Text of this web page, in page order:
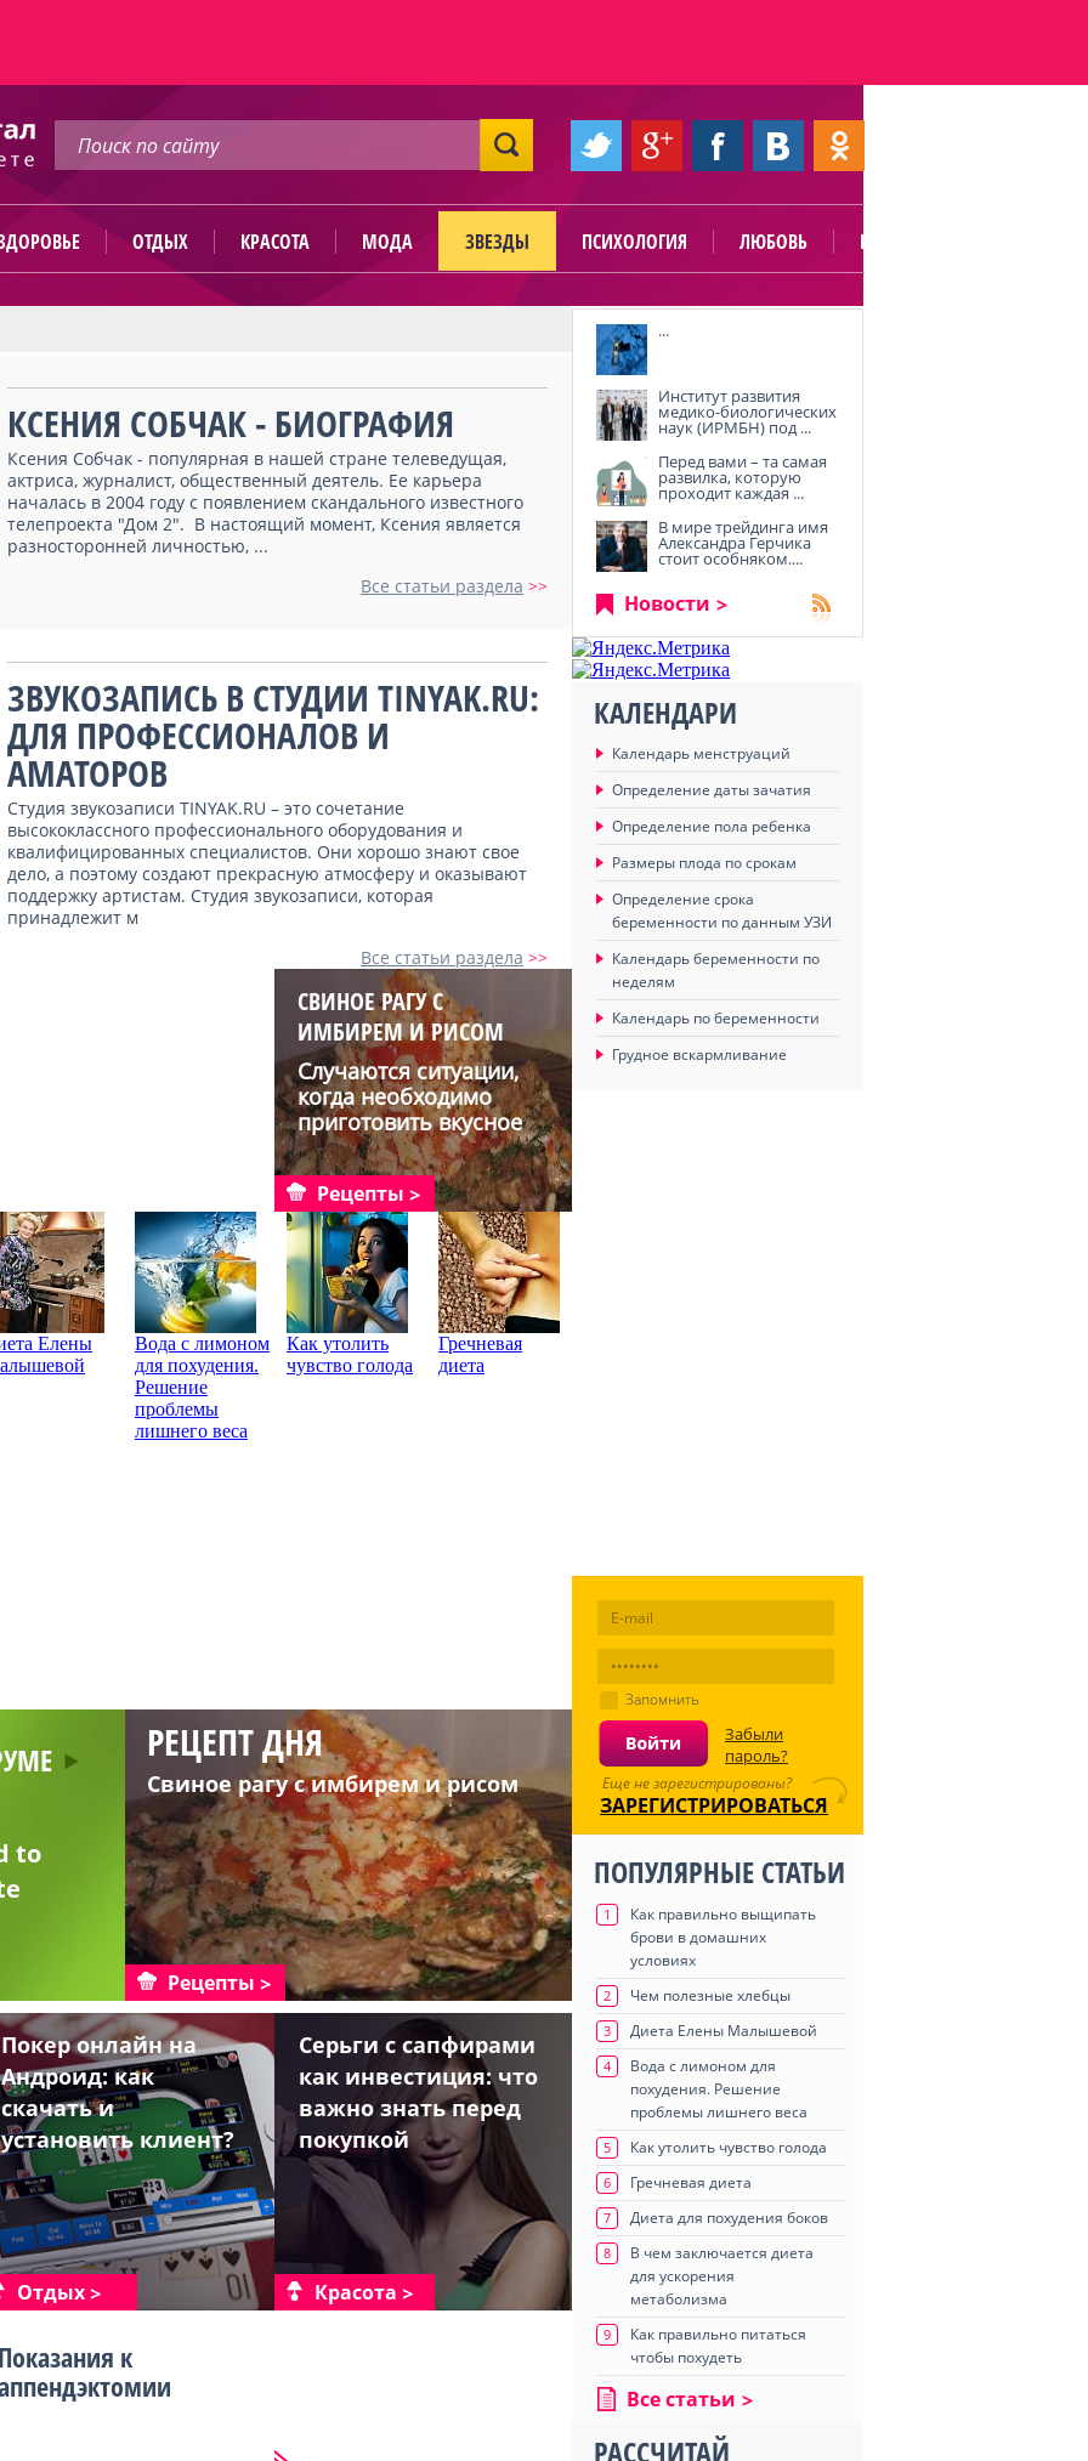
ОТДЫХ КРАСОТА МОДА ЗВЕЗДЫ ПСИХОЛОГИЯ ЛЮБОВЬ ПОЛЕЗНО
КСЕНИЯ СОБЧАК - БИОГРАФИЯ
Ксения Собчак - популярная в нашей стране телеведущая,
актриса, журналист, общественный деятель. Ее карьера
началась в 2004 году с появлением скандального известного
телепроекта "Дом 2". В настоящий момент, Ксения является
разносторонней личностью, ...
Все статьи раздела >>
ЗВУКОЗАПИСЬ В СТУДИИ TINYAK.RU:
ДЛЯ ПРОФЕССИОНАЛОВ И
АМАТОРОВ
Студия звукозаписи TINYAK.RU – это сочетание
высококлассного профессионального оборудования и
квалифицированных специалистов. Они хорошо знают свое
дело, а поэтому создают прекрасную атмосферу и оказывают
поддержку артистам. Студия звукозаписи, которая
принадлежит м
Все статьи раздела >>
СВИНОЕ РАГУ С
ИМБИРЕМ И РИСОМ
Случаются ситуации,
когда необходимо
приготовить вкусное
блю...
Рецепты
Елены
Вода с лимоном
для похудения.
Решение
проблемы
лишнего веса
Как утолить
чувство голода
Гречневая
диета
to
РЕЦЕПТ ДНЯ
Свиное рагу с имбирем и рисом
Рецепты
Покер онлайн на
Андроид: как
скачать и
установить клиент?
Отдых
Серьги с сапфирами
как инвестиция: что
важно знать перед
покупкой
Красота
к
...
Институт развития
медико-биологических
наук (ИРМБН) под ...
Перед вами – та самая
развилка, которую
проходит каждая ...
В мире трейдинга имя
Александра Герчика
стоит особняком....
Новости
КАЛЕНДАРИ
Календарь менструаций
Определение даты зачатия
Определение пола ребенка
Размеры плода по срокам
Определение срока
беременности по данным УЗИ
Календарь беременности по
неделям
Календарь по беременности
Грудное вскармливание
Запомнить
Забыли
пароль?
Еще не зарегистрированы?
ЗАРЕГИСТРИРОВАТЬСЯ
ПОПУЛЯРНЫЕ СТАТЬИ
1
Как правильно выщипать
брови в домашних
условиях
2 Чем полезные хлебцы
3 Диета Елены Малышевой
4
Вода с лимоном для
похудения. Решение
проблемы лишнего веса
5 Как утолить чувство голода
6 Гречневая диета
7 Диета для похудения боков
8
В чем заключается диета
для ускорения
метаболизма
9
Как правильно питаться
чтобы похудеть
Все статьи
РАССЧИТАЙ